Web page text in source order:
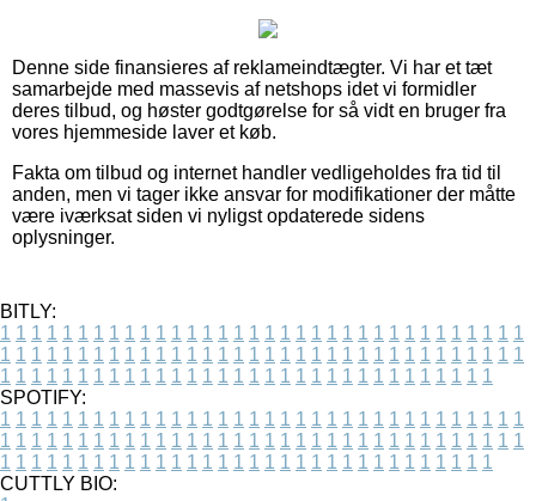
Denne side finansieres af reklameindtægter. Vi har et tæt
samarbejde med massevis af netshops idet vi formidler
deres tilbud, og høster godtgørelse for så vidt en bruger fra
vores hjemmeside laver et køb.
Fakta om tilbud og internet handler vedligeholdes fra tid til
anden, men vi tager ikke ansvar for modifikationer der måtte
være iværksat siden vi nyligst opdaterede sidens
oplysninger.
BITLY:
1 1 1 1 1 1 1 1 1 1 1 1 1 1 1 1 1 1 1 1 1 1 1 1 1 1 1 1 1 1 1 1 1 1
1 1 1 1 1 1 1 1 1 1 1 1 1 1 1 1 1 1 1 1 1 1 1 1 1 1 1 1 1 1 1 1 1 1
1 1 1 1 1 1 1 1 1 1 1 1 1 1 1 1 1 1 1 1 1 1 1 1 1 1 1 1 1 1 1 1
SPOTIFY:
1 1 1 1 1 1 1 1 1 1 1 1 1 1 1 1 1 1 1 1 1 1 1 1 1 1 1 1 1 1 1 1 1 1
1 1 1 1 1 1 1 1 1 1 1 1 1 1 1 1 1 1 1 1 1 1 1 1 1 1 1 1 1 1 1 1 1 1
1 1 1 1 1 1 1 1 1 1 1 1 1 1 1 1 1 1 1 1 1 1 1 1 1 1 1 1 1 1 1 1
CUTTLY BIO: